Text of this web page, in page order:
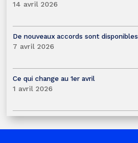
14 avril 2026
De nouveaux accords sont disponibles
7 avril 2026
Ce qui change au 1er avril
1 avril 2026